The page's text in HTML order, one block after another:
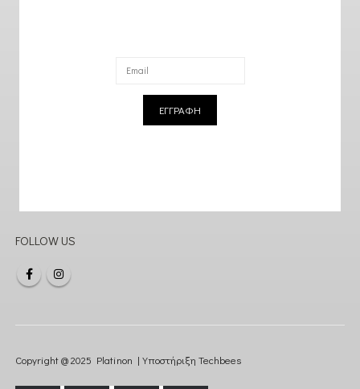
ΕΓΓΡΑΦΗ
FOLLOW US
Copyright @ 2025 Platinon | Υποστήριξη Techbees